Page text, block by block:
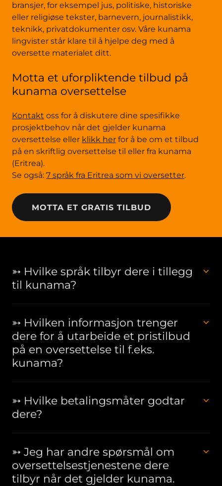
bransjer, for eksempel jus, politiske, historiske
eller religiøse tekster, barnevern, journalistikk,
teknikk, privatdokumenter osv. Våre kunama
lingvister står klare til å hjelpe deg med å
oversette materialet ditt.
Motta et uforpliktende tilbud på
kunama oversettelse
Kontakt oss for å diskutere dine spesifikke
prosjektbehov når det gjelder kunama
oversettelse eller klikk her for å be om et tilbud
på en skriftlig oversettelse til eller fra kunama
(Eritrea).
Se også: 7 språk fra Eritrea som vi oversetter.
MOTTA ET GRATIS TILBUD
➳ Hvilke språk tilbyr dere i tillegg
til kunama?
➳ Hvilken informasjon trenger
dere for å utarbeide et pristilbud
på en oversettelse til f.eks.
kunama?
➳ Hvilke betalingsmåter godtar
dere?
➳ Jeg har andre spørsmål om
oversettelsestjenestene dere
tilbyr når det gjelder kunama.